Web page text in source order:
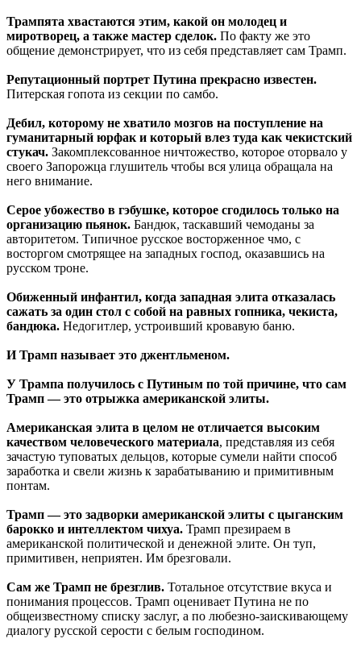
Трампята хвастаются этим, какой он молодец и
миротворец, а также мастер сделок. По факту же это
общение демонстрирует, что из себя представляет сам Трамп.
Репутационный портрет Путина прекрасно известен.
Питерская гопота из секции по самбо.
Дебил, которому не хватило мозгов на поступление на
гуманитарный юрфак и который влез туда как чекистский
стукач. Закомплексованное ничтожество, которое оторвало у
своего Запорожца глушитель чтобы вся улица обращала на
него внимание.
Серое убожество в гэбушке, которое сгодилось только на
организацию пьянок. Бандюк, таскавший чемоданы за
авторитетом. Типичное русское восторженное чмо, с
восторгом смотрящее на западных господ, оказавшись на
русском троне.
Обиженный инфантил, когда западная элита отказалась
сажать за один стол с собой на равных гопника, чекиста,
бандюка. Недогитлер, устроивший кровавую баню.
И Трамп называет это джентльменом.
У Трампа получилось с Путиным по той причине, что сам
Трамп — это отрыжка американской элиты.
Американская элита в целом не отличается высоким
качеством человеческого материала, представляя из себя
зачастую туповатых дельцов, которые сумели найти способ
заработка и свели жизнь к зарабатыванию и примитивным
понтам.
Трамп — это задворки американской элиты с цыганским
барокко и интеллектом чихуа. Трамп презираем в
американской политической и денежной элите. Он туп,
примитивен, неприятен. Им брезговали.
Сам же Трамп не брезглив. Тотальное отсутствие вкуса и
понимания процессов. Трамп оценивает Путина не по
общеизвестному списку заслуг, а по любезно-заискивающему
диалогу русской серости с белым господином.